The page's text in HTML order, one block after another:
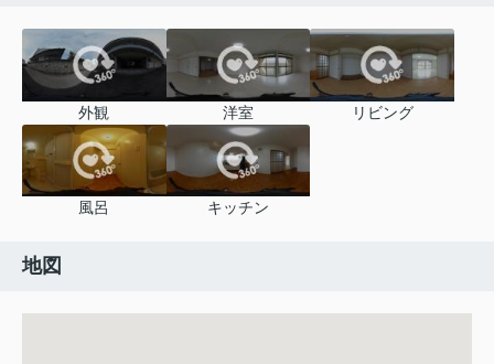
外観 洋室 リビング
風呂 キッチン
地図